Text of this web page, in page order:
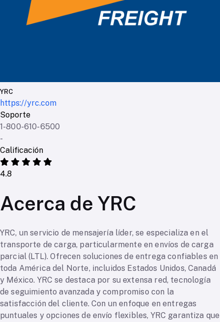
YRC
https://yrc.com
Soporte
1-800-610-6500
-
Calificación
4.8
Acerca de YRC
YRC, un servicio de mensajería líder, se especializa en el
transporte de carga, particularmente en envíos de carga
parcial (LTL). Ofrecen soluciones de entrega confiables en
toda América del Norte, incluidos Estados Unidos, Canadá
y México. YRC se destaca por su extensa red, tecnología
de seguimiento avanzada y compromiso con la
satisfacción del cliente. Con un enfoque en entregas
puntuales y opciones de envío flexibles, YRC garantiza que